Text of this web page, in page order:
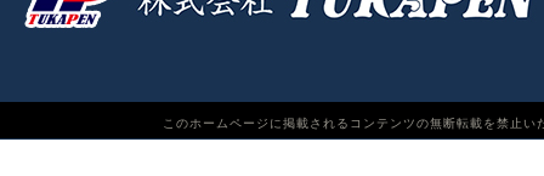
このホームページに掲載されるコンテンツの無断転載を禁